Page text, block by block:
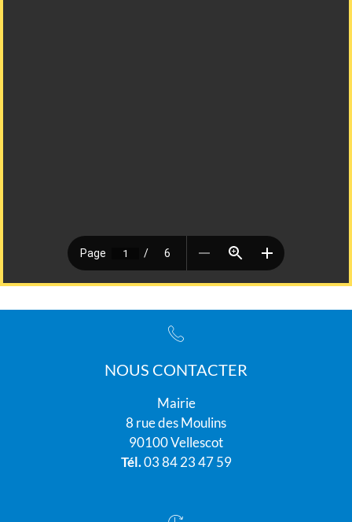
NOUS CONTACTER
Mairie
8 rue des Moulins
90100 Vellescot
Tél.03 84 23 47 59